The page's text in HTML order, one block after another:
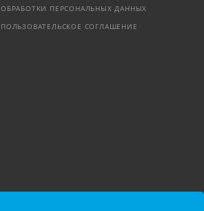
ОБРАБОТКИ ПЕРСОНАЛЬНЫХ ДАННЫХ
ПОЛЬЗОВАТЕЛЬСКОЕ СОГЛАШЕНИЕ